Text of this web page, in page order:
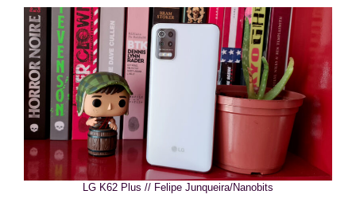
LG K62 Plus // Felipe Junqueira/Nanobits